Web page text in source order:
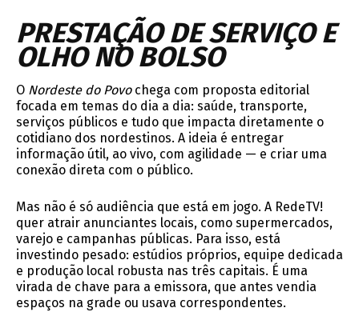
PRESTAÇÃO DE SERVIÇO E
OLHO NO BOLSO
O Nordeste do Povochega com proposta editorial
focada em temas do dia a dia: saúde, transporte,
serviços públicos e tudo que impacta diretamente o
cotidiano dos nordestinos. A ideia é entregar
informação útil, ao vivo, com agilidade — e criar uma
conexão direta com o público.
Mas não é só audiência que está em jogo. A RedeTV!
quer atrair anunciantes locais, como supermercados,
varejo e campanhas públicas. Para isso, está
investindo pesado: estúdios próprios, equipe dedicada
e produção local robusta nas três capitais. É uma
virada de chave para a emissora, que antes vendia
espaços na grade ou usava correspondentes.